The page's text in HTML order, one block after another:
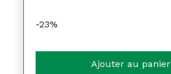
-23%
Ajouter au panier